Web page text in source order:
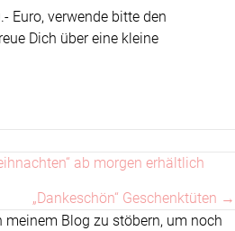
Euro, verwende bitte den
Dich über eine kleine
ab morgen erhältlich
„Dankeschön“ Geschenktüten →
meinem Blog zu stöbern, um noch